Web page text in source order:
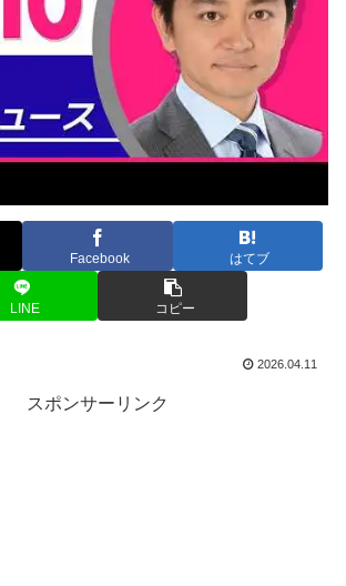
Facebook はてブ
LINE コピー
2026.04.11
スポンサーリンク